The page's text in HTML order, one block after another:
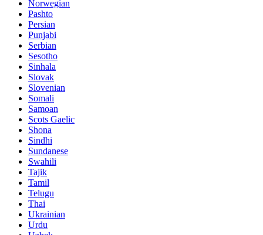
Norwegian
Pashto
Persian
Punjabi
Serbian
Sesotho
Sinhala
Slovak
Slovenian
Somali
Samoan
Scots Gaelic
Shona
Sindhi
Sundanese
Swahili
Tajik
Tamil
Telugu
Thai
Ukrainian
Urdu